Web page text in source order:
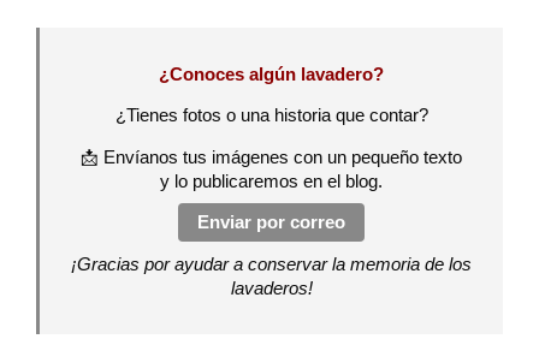
¿Conoces algún lavadero?
¿Tienes fotos o una historia que contar?
📩 Envíanos tus imágenes con un pequeño texto
y lo publicaremos en el blog.
Enviar por correo
¡Gracias por ayudar a conservar la memoria de los
lavaderos!